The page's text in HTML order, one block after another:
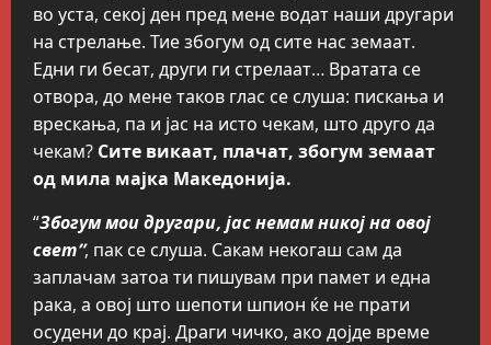
во уста, секој ден пред мене водат наши другари
на стрелање. Тие збогум од сите нас земаат.
Едни ги бесат, други ги стрелаат… Вратата се
отвора, до мене таков глас се слуша: пискања и
врескања, па и јас на исто чекам, што друго да
чекам? Сите викаат, плачат, збогум земаат
од мила мајка Македонија.
“Збогум мои другари, јас немам никој на овој
свет”, пак се слуша. Сакам некогаш caм да
заплачам затоа ти пишувам при памет и една
рака, а овој што шепоти шпион ќе не прати
осудени до крај. Драги чичко, ако дојде време